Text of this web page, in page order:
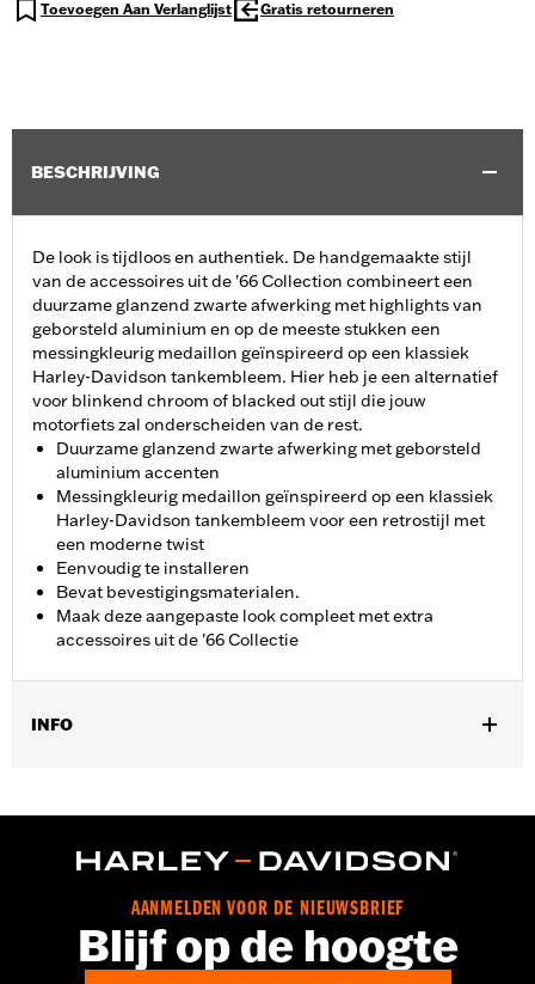
Toevoegen Aan Verlanglijst Gratis retourneren
BESCHRIJVING
De look is tijdloos en authentiek. De handgemaakte stijl
van de accessoires uit de '66 Collection combineert een
duurzame glanzend zwarte afwerking met highlights van
geborsteld aluminium en op de meeste stukken een
messingkleurig medaillon geïnspireerd op een klassiek
Harley-Davidson tankembleem. Hier heb je een alternatief
voor blinkend chroom of blacked out stijl die jouw
motorfiets zal onderscheiden van de rest.
Duurzame glanzend zwarte afwerking met geborsteld
aluminium accenten
Messingkleurig medaillon geïnspireerd op een klassiek
Harley-Davidson tankembleem voor een retrostijl met
een moderne twist
Eenvoudig te installeren
Bevat bevestigingsmaterialen.
Maak deze aangepaste look compleet met extra
accessoires uit de '66 Collectie
INFO
Per stuk verkocht:Elk
GARANTIE: ,,,,,,,,,,,,,,,,,,,,,,,,,,,,,,,,,,,,,,,,,,,,,,,,,,,,,,,,,,,,,,,,,,,
AANMELDEN VOOR DE NIEUWSBRIEF
Blijf op de hoogte